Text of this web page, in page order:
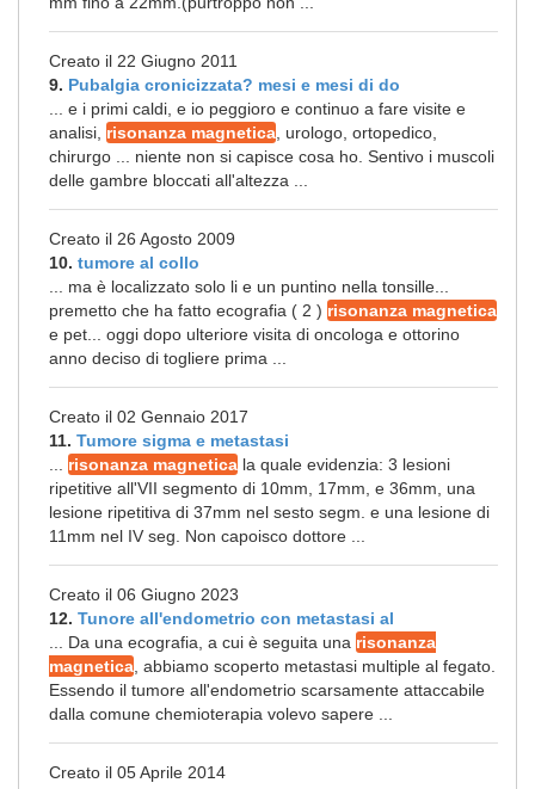
Creato il 22 Giugno 2011
9. Pubalgia cronicizzata? mesi e mesi di do
... e i primi caldi, e io peggioro e continuo a fare visite e
analisi, risonanza magnetica , urologo, ortopedico,
chirurgo ... niente non si capisce cosa ho. Sentivo i muscoli
delle gambre bloccati all'altezza ...
Creato il 26 Agosto 2009
10. tumore al collo
... ma è localizzato solo li e un puntino nella tonsille...
premetto che ha fatto ecografia ( 2 ) risonanza magnetica
e pet... oggi dopo ulteriore visita di oncologa e ottorino
anno deciso di togliere prima ...
Creato il 02 Gennaio 2017
11. Tumore sigma e metastasi
risonanza magnetica la quale evidenzia: 3 lesioni
ripetitive all'VII segmento di 10mm, 17mm, e 36mm, una
lesione ripetitiva di 37mm nel sesto segm. e una lesione di
11mm nel IV seg. Non capoisco dottore ...
Creato il 06 Giugno 2023
12. Tunore all'endometrio con metastasi al
... Da una ecografia, a cui è seguita una risonanza
magnetica , abbiamo scoperto metastasi multiple al fegato.
Essendo il tumore all'endometrio scarsamente attaccabile
dalla comune chemioterapia volevo sapere ...
Creato il 05 Aprile 2014